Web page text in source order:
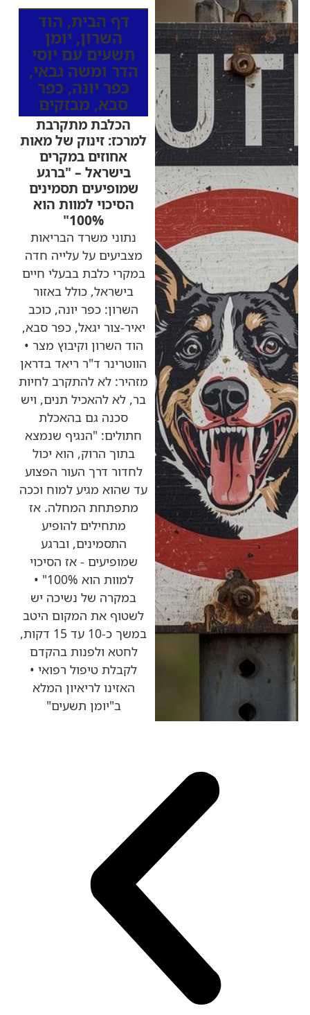
דף הבית, הוד
השרון, יומן
תשעים עם יוסי
הדר ומשה גבאי,
כפר יונה, כפר
סבא, מבזקים
הכלבת מתקרבת
למרכז: זינוק של מאות
אחוזים במקרים
בישראל – "ברגע
שמופיעים תסמינים
הסיכוי למוות הוא
100%"
נתוני משרד הבריאות
מצביעים על עלייה חדה
במקרי כלבת בבעלי חיים
בישראל, כולל באזור
השרון: כפר יונה, כוכב
יאיר-צור יגאל, כפר סבא,
הוד השרון וקיבוץ מצר •
הווטרינר ד"ר ריאד בדראן
מזהיר: לא להתקרב לחיות
בר, לא להאכיל תנים, ויש
סכנה גם בהאכלת
חתולים: "הנגיף שנמצא
בתוך הרוק, הוא יכול
לחדור דרך העור הפצוע
עד שהוא מגיע למוח וככה
מתפתחת המחלה. אז
מתחילים להופיע
התסמינים, וברגע
שמופיעים - אז הסיכוי
למוות הוא 100%" •
במקרה של נשיכה יש
לשטוף את המקום היטב
במשך כ-10 עד 15 דקות,
לחטא ולפנות בהקדם
לקבלת טיפול רפואי •
האזינו לריאיון המלא
ב"יומן תשעים"